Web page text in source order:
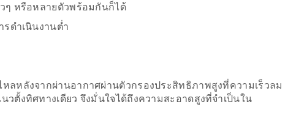
ๆ หรือหลายตัวพร้อมกันก็ได้
รดำเนินงานต่ำ
ลหลังจากผ่านอากาศผ่านตัวกรองประสิทธิภาพสูงที่ความเร็วลม
ตั้งทิศทางเดียว จึงมั่นใจได้ถึงความสะอาดสูงที่จำเป็นใน